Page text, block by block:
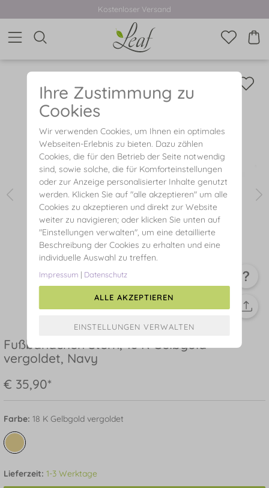
Kostenloser Versand
Fußbändchen Stern, 18 K Gelbgold
vergoldet, Navy
€ 35,90*
Farbe: 18 K Gelbgold vergoldet
Lieferzeit: 1-3 Werktage
Ihre Zustimmung zu
Cookies
Wir verwenden Cookies, um Ihnen ein optimales
Webseiten-Erlebnis zu bieten. Dazu zählen
Cookies, die für den Betrieb der Seite notwendig
sind, sowie solche, die für Komforteinstellungen
oder zur Anzeige personalisierter Inhalte genutzt
werden. Klicken Sie auf "alle akzeptieren" um alle
Cookies zu akzeptieren und direkt zur Website
weiter zu navigieren; oder klicken Sie unten auf
"Einstellungen verwalten", um eine detaillierte
Beschreibung der Cookies zu erhalten und eine
individuelle Auswahl zu treffen.
Impressum | Datenschutz
ALLE AKZEPTIEREN